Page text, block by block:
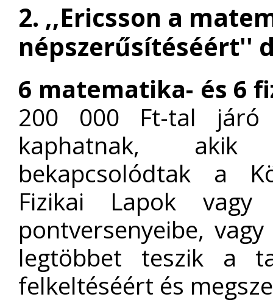
2. ,,Ericsson a
népszerűsítéséért''
6 matematika- és 6
200 000 Ft-tal
kaphatnak, akik
bekapcsolódtak a
Fizikai Lapok vagy
pontversenyeibe,
legtöbbet teszik a
felkeltéséért és